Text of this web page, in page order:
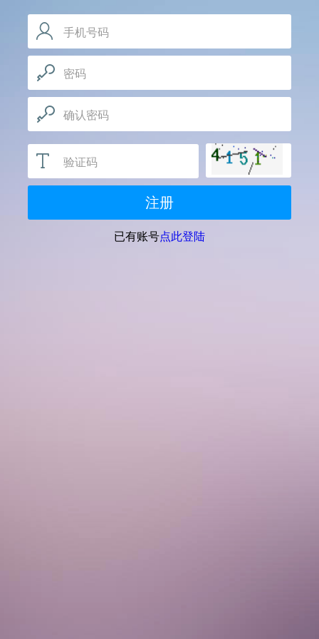
手机号码
手机号码用于确定会员唯一身份，请如实填写
密码
推荐使用包含数字、字母，和特殊符号的密码，字母
区分大小写确认密码
验证码
注册
已有账号点此登陆